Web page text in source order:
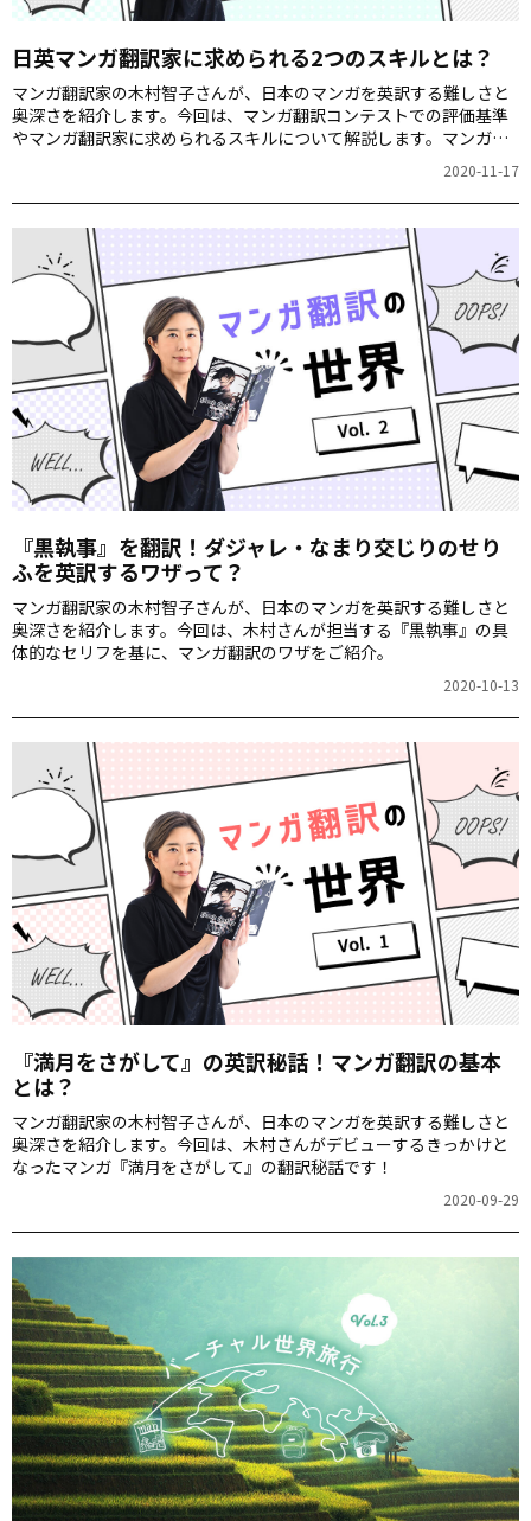
日英マンガ翻訳家に求められる2つのスキルとは？
マンガ翻訳家の木村智子さんが、日本のマンガを英訳する難しさと
奥深さを紹介します。今回は、マンガ翻訳コンテストでの評価基準
やマンガ翻訳家に求められるスキルについて解説します。マンガ翻
2020-11-17
『黒執事』を翻訳！ダジャレ・なまり交じりのせり
ふを英訳するワザって？
マンガ翻訳家の木村智子さんが、日本のマンガを英訳する難しさと
奥深さを紹介します。今回は、木村さんが担当する『黒執事』の具
体的なセリフを基に、マンガ翻訳のワザをご紹介。
2020-10-13
『満月をさがして』の英訳秘話！マンガ翻訳の基本
とは？
マンガ翻訳家の木村智子さんが、日本のマンガを英訳する難しさと
奥深さを紹介します。今回は、木村さんがデビューするきっかけと
なったマンガ『満月をさがして』の翻訳秘話です！
2020-09-29